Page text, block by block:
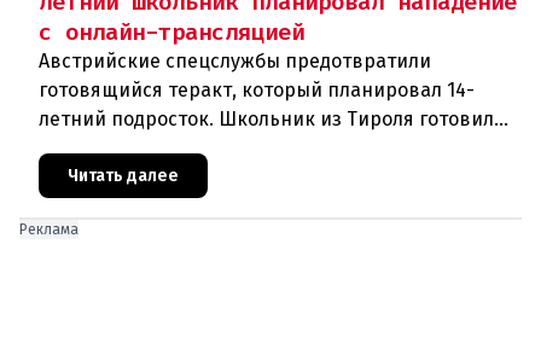
с онлайн-трансляцией
Австрийские спецслужбы предотвратили
готовящийся теракт, который планировал 14-
летний подросток. Школьник из Тироля готовил
нападение на религиозные учреждения и
намеревался транслировать свои действи
Читать далее
Реклама